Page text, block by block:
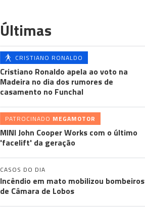
Últimas
CRISTIANO RONALDO
Cristiano Ronaldo apela ao voto na
Madeira no dia dos rumores de
casamento no Funchal
PATROCINADO MEGAMOTOR
MINI John Cooper Works com o último
'facelift' da geração
CASOS DO DIA
Incêndio em mato mobilizou bombeiros
de Câmara de Lobos